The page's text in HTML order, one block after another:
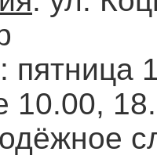
: пятница
10.00,